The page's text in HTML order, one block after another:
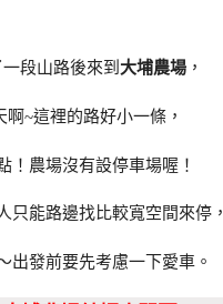
一段山路後來到 大埔農場 ，
啊~這裡的路好小一條，
！農場沒有設停車場喔！
只能路邊找比較寬空間來停，
出發前要先考慮一下愛車。